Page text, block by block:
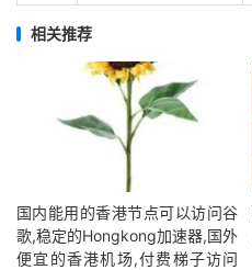
相关推荐
国内能用的香港节点可以访问谷
歌,稳定的Hongkong加速器,国外
便宜的香港机场,付费梯子访问